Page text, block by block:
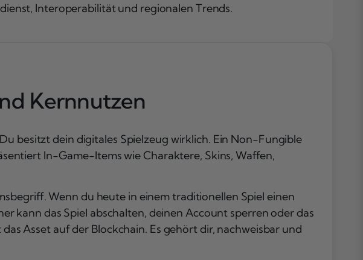
Interoperabilität und regionalen Trends.
Kernnutzen
besitzt dein digitales Spielzeug wirklich. Ein Non-Fungible
In-Game-Items wie Charaktere, Skins, Waffen,
Wenn du heute in einem traditionellen Spiel einen
kann das Spiel abschalten, deinen Account sperren oder das
Asset auf der Blockchain. Es gehört dir, nachweisbar und
Aktivität: Der
Markt in